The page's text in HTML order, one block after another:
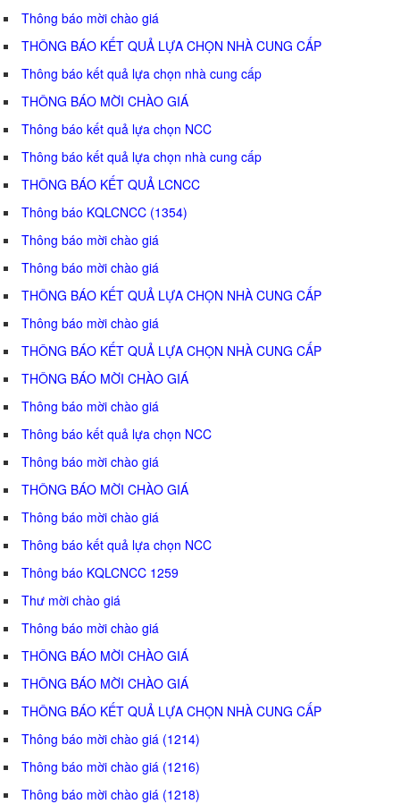
Thông báo mời chào giá
THÔNG BÁO KẾT QUẢ LỰA CHỌN NHÀ CUNG CẤP
Thông báo kết quả lựa chọn nhà cung cấp
THÔNG BÁO MỜI CHÀO GIÁ
Thông báo kết quả lựa chọn NCC
Thông báo kết quả lựa chọn nhà cung cấp
THÔNG BÁO KẾT QUẢ LCNCC
Thông báo KQLCNCC (1354)
Thông báo mời chào giá
Thông báo mời chào giá
THÔNG BÁO KẾT QUẢ LỰA CHỌN NHÀ CUNG CẤP
Thông báo mời chào giá
THÔNG BÁO KẾT QUẢ LỰA CHỌN NHÀ CUNG CẤP
THÔNG BÁO MỜI CHÀO GIÁ
Thông báo mời chào giá
Thông báo kết quả lựa chọn NCC
Thông báo mời chào giá
THÔNG BÁO MỜI CHÀO GIÁ
Thông báo mời chào giá
Thông báo kết quả lựa chọn NCC
Thông báo KQLCNCC 1259
Thư mời chào giá
Thông báo mời chào giá
THÔNG BÁO MỜI CHÀO GIÁ
THÔNG BÁO MỜI CHÀO GIÁ
THÔNG BÁO KẾT QUẢ LỰA CHỌN NHÀ CUNG CẤP
Thông báo mời chào giá (1214)
Thông báo mời chào giá (1216)
Thông báo mời chào giá (1218)